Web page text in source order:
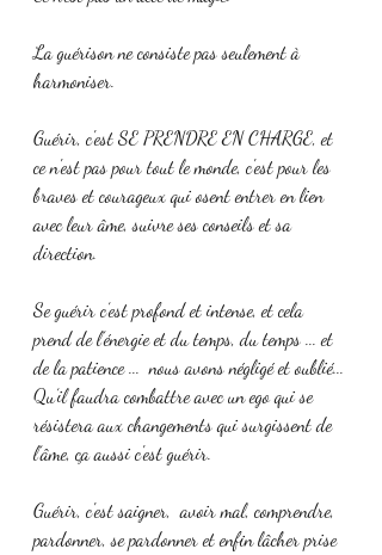
La guérison ne consiste pas seulement à
harmoniser.
Guérir, c'est SE PRENDRE EN CHARGE, et
ce n'est pas pour tout le monde, c'est pour les
braves et courageux qui osent entrer en lien
avec leur âme, suivre ses conseils et sa
direction.
Se guérir c’est profond et intense, et cela
prend de l’énergie et du temps, du temps ... et
de la patience ...  nous avons négligé et oublié...
Qu’il faudra combattre avec un ego qui se
résistera aux changements qui surgissent de
l’âme, ça aussi c'est guérir.
Guérir, c'est saigner,  avoir mal, comprendre,
pardonner, se pardonner et enfin lâcher prise